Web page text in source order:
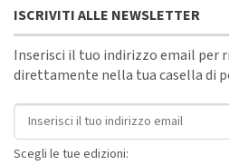
ISCRIVITI ALLE NEWSLETTER
Inserisci il tuo indirizzo email per
direttamente nella tua casella di
Indirizzo email
Scegli le tue edizioni: